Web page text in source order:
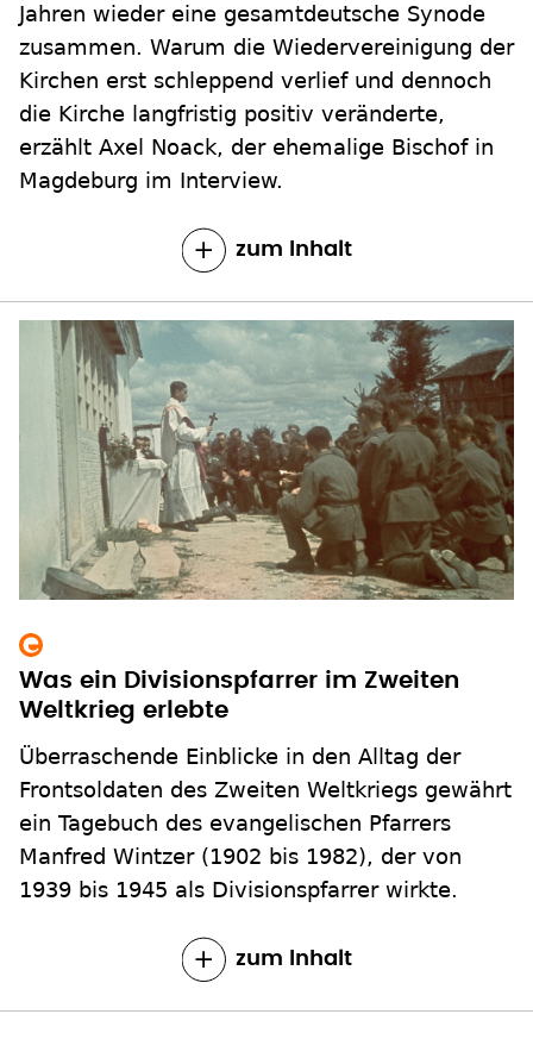
Jahren wieder eine gesamtdeutsche Synode
zusammen. Warum die Wiedervereinigung der
Kirchen erst schleppend verlief und dennoch
die Kirche langfristig positiv veränderte,
erzählt Axel Noack, der ehemalige Bischof in
Magdeburg im Interview.
zum Inhalt
Was ein Divisionspfarrer im Zweiten
Weltkrieg erlebte
Überraschende Einblicke in den Alltag der
Frontsoldaten des Zweiten Weltkriegs gewährt
ein Tagebuch des evangelischen Pfarrers
Manfred Wintzer (1902 bis 1982), der von
1939 bis 1945 als Divisionspfarrer wirkte.
zum Inhalt